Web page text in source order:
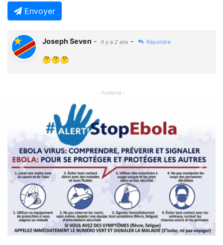
Envoyer
Joseph Seven - Il y a 2 ans - Répondre
🤔🤔🤔
- Publicité -
Previous Next